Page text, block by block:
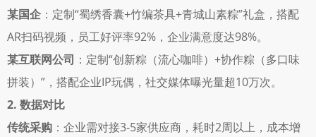
某国企 ：定制“蜀绣香囊+竹编茶具+青城山素粽”礼盒，搭配
AR扫码视频，员工好评率92%，企业满意度达98%。
某互联网公司 ：定制“创新粽（流心咖啡）+协作粽（多口味
拼装）”，搭配企业IP玩偶，社交媒体曝光量超10万次。
2. 数据对比
传统采购 ：企业需对接3-5家供应商，耗时2周以上，成本增